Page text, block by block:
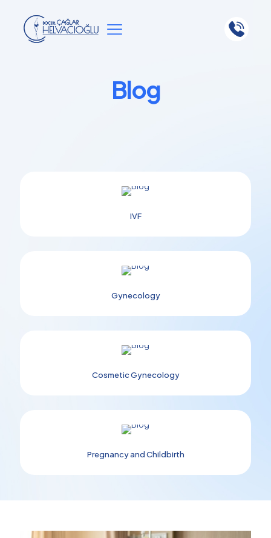
Blog
IVF
Gynecology
Cosmetic Gynecology
Pregnancy and Childbirth